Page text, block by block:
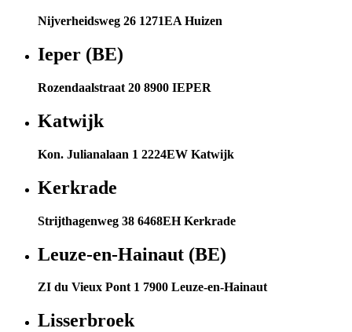
Nijverheidsweg 26 1271EA Huizen
Ieper (BE)
Rozendaalstraat 20 8900 IEPER
Katwijk
Kon. Julianalaan 1 2224EW Katwijk
Kerkrade
Strijthagenweg 38 6468EH Kerkrade
Leuze-en-Hainaut (BE)
ZI du Vieux Pont 1 7900 Leuze-en-Hainaut
Lisserbroek